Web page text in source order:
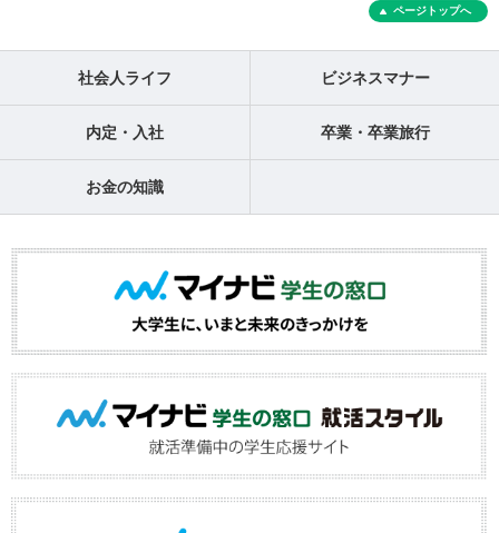
ページトップへ
社会人ライフ ビジネスマナー
内定・入社 卒業・卒業旅行
お金の知識